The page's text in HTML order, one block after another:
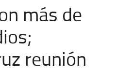
más de
reunión